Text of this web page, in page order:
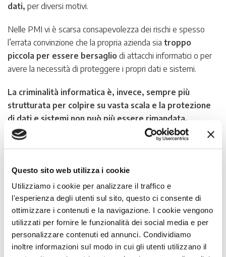
Questo sito web utilizza i cookie
Utilizziamo i cookie per analizzare il traffico e
l'esperienza degli utenti sul sito, questo ci consente di
ottimizzare i contenuti e la navigazione. I cookie vengono
utilizzati per fornire le funzionalità dei social media e per
personalizzare contenuti ed annunci. Condividiamo
inoltre informazioni sul modo in cui gli utenti utilizzano il
dati, per diversi motivi.
Nelle PMI vi è scarsa consapevolezza dei rischi e spesso
l’errata convinzione che la propria azienda sia troppo
piccola per essere bersaglio di attacchi informatici o per
avere la necessità di proteggere i propri dati e sistemi.
La criminalità informatica è, invece, sempre più
strutturata per colpire su vasta scala e la protezione
di dati e sistemi non può più essere rimandata,
soprattutto nell’ambito PMI che resta oggi
Tuttavia, anche se gli investimenti in sicurezza informatica
sono in crescita e il mercato offre oggi soluzioni dedicate
sempre più flessibili ed accessibili, spesso le aziende non
hanno le competenze per valutare gli strumenti di
cybersecurity più efficaci e adeguati alle proprie esigenze e
rimangono esposte ai rischi.